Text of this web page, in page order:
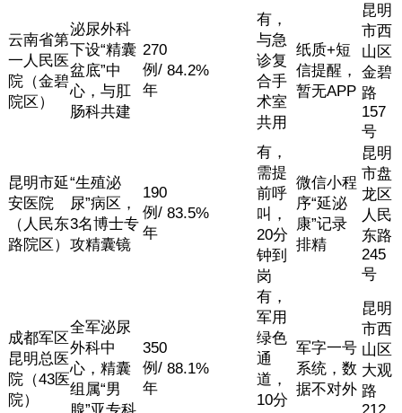
云南省第
一人民医
院（金碧
院区）
泌尿外科
下设“精囊
盆底”中
心，与肛
肠科共建
270
例/
年
84.2%
有，
与急
诊复
合手
术室
共用
纸质+短
信提醒，
暂无APP
昆明
市西
山区
金碧
路
157
号
昆明市延
安医院
（人民东
路院区）
“生殖泌
尿”病区，
3名博士专
攻精囊镜
190
例/
年
83.5%
有，
需提
前呼
叫，
20分
钟到
岗
微信小程
序“延泌
康”记录
排精
昆明
市盘
龙区
人民
东路
245
号
成都军区
昆明总医
院（43医
院）
全军泌尿
外科中
心，精囊
组属“男
350
例/
年
88.1%
有，
军用
绿色
通
道，
10分
军字一号
系统，数
据不对外
昆明
市西
山区
大观
路